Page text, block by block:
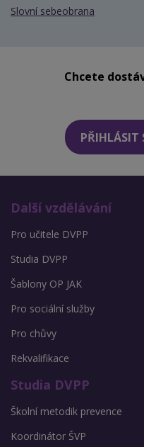
Slovní sebeobrana
Chcete
PŘIHLÁSIT
Další vzdělávání
Pro učitele DVPP
Studia DVPP
Šablony OP JAK
Pro sociální služby
Pro chůvy
Rekvalifikace
Studia DVPP
Školní metodik prevence
Koordinátor ŠVP